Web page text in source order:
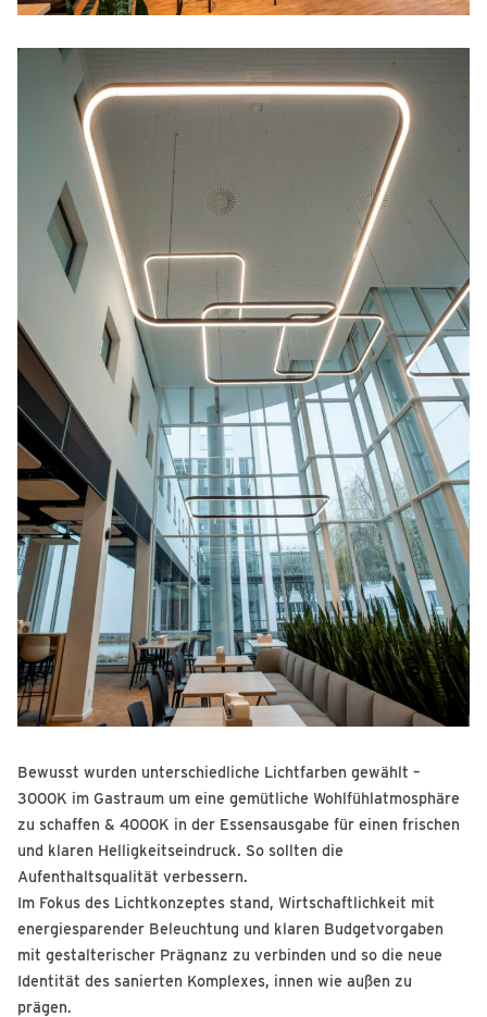
Bewusst wurden unterschiedliche Lichtfarben gewählt –
3000K im Gastraum um eine gemütliche Wohlfühlatmosphäre
zu schaffen & 4000K in der Essensausgabe für einen frischen
und klaren Helligkeitseindruck. So sollten die
Aufenthaltsqualität verbessern.
Im Fokus des Lichtkonzeptes stand, Wirtschaftlichkeit mit
energiesparender Beleuchtung und klaren Budgetvorgaben
mit gestalterischer Prägnanz zu verbinden und so die neue
Identität des sanierten Komplexes, innen wie außen zu
prägen.